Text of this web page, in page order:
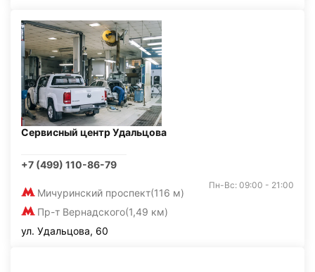
Сервисный центр Удальцова
+7 (499) 110-86-79
Мичуринский проспект(116 м)
Пр-т Вернадского(1,49 км)
Пн-Вс: 09:00 - 21:00
ул. Удальцова, 60